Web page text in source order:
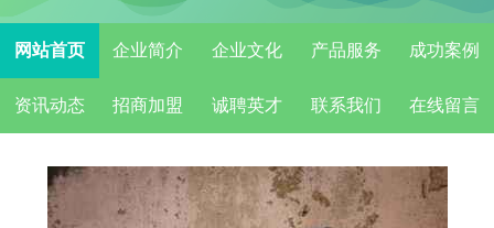
网站首页 企业简介 企业文化 产品服务 成功案例
资讯动态 招商加盟 诚聘英才 联系我们 在线留言